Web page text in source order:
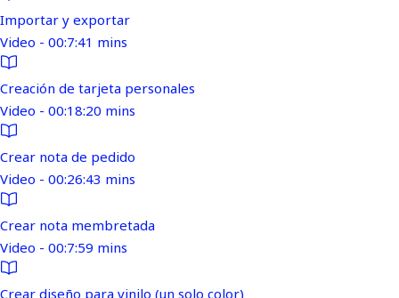
Importar y exportar
Video - 00:7:41 mins
Creación de tarjeta personales
Video - 00:18:20 mins
Crear nota de pedido
Video - 00:26:43 mins
Crear nota membretada
Video - 00:7:59 mins
Crear diseño para vinilo (un solo color)